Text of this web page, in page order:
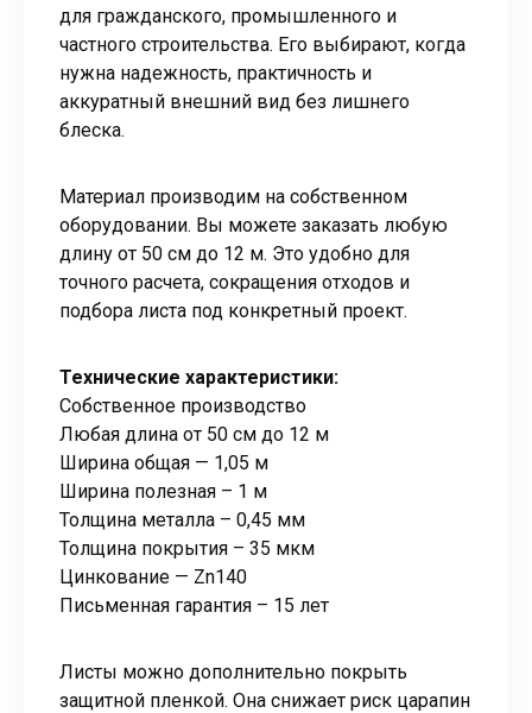
для гражданского, промышленного и
частного строительства. Его выбирают, когда
нужна надежность, практичность и
аккуратный внешний вид без лишнего
блеска.
Материал производим на собственном
оборудовании. Вы можете заказать любую
длину от 50 см до 12 м. Это удобно для
точного расчета, сокращения отходов и
подбора листа под конкретный проект.
Технические характеристики:
Собственное производство
Любая длина от 50 см до 12 м
Ширина общая — 1,05 м
Ширина полезная – 1 м
Толщина металла – 0,45 мм
Толщина покрытия – 35 мкм
Цинкование — Zn140
Письменная гарантия – 15 лет
Листы можно дополнительно покрыть
защитной пленкой. Она снижает риск царапин